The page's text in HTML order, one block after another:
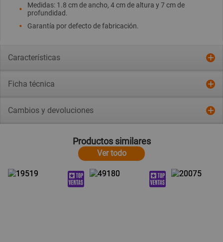
Medidas: 1.8 cm de ancho, 4 cm de altura y 7 cm de
profundidad.
Garantía por defecto de fabricación.
Características
Ficha técnica
Cambios y devoluciones
Productos similares
Ver todo